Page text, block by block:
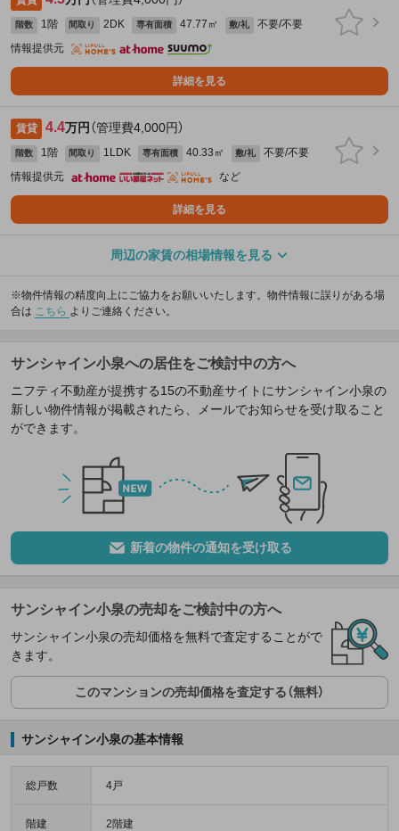
階数 1階 間取り 2DK 専有面積 47.77㎡ 敷/礼
不要/不要
情報提供元
詳細を見る
賃貸 4.4万円 （管理費4,000円）
階数 1階 間取り 1LDK 専有面積 40.33㎡ 敷/礼
不要/不要
情報提供元
など
詳細を見る
周辺の家賃の相場情報を見る
※物件情報の精度向上にご協力をお願いいたします。物件情報に誤りがある場
合は こちら よりご連絡ください。
サンシャイン小泉への居住をご検討中の方へ
ニフティ不動産が提携する15の不動産サイトにサンシャイン小泉の
新しい物件情報が掲載されたら、メールでお知らせを受け取ること
ができます。
新着の物件の通知を受け取る
サンシャイン小泉の売却をご検討中の方へ
サンシャイン小泉の売却価格を無料で査定することがで
きます。
このマンションの売却価格を査定する（無料）
サンシャイン小泉の基本情報
総戸数 4戸
階建 2階建